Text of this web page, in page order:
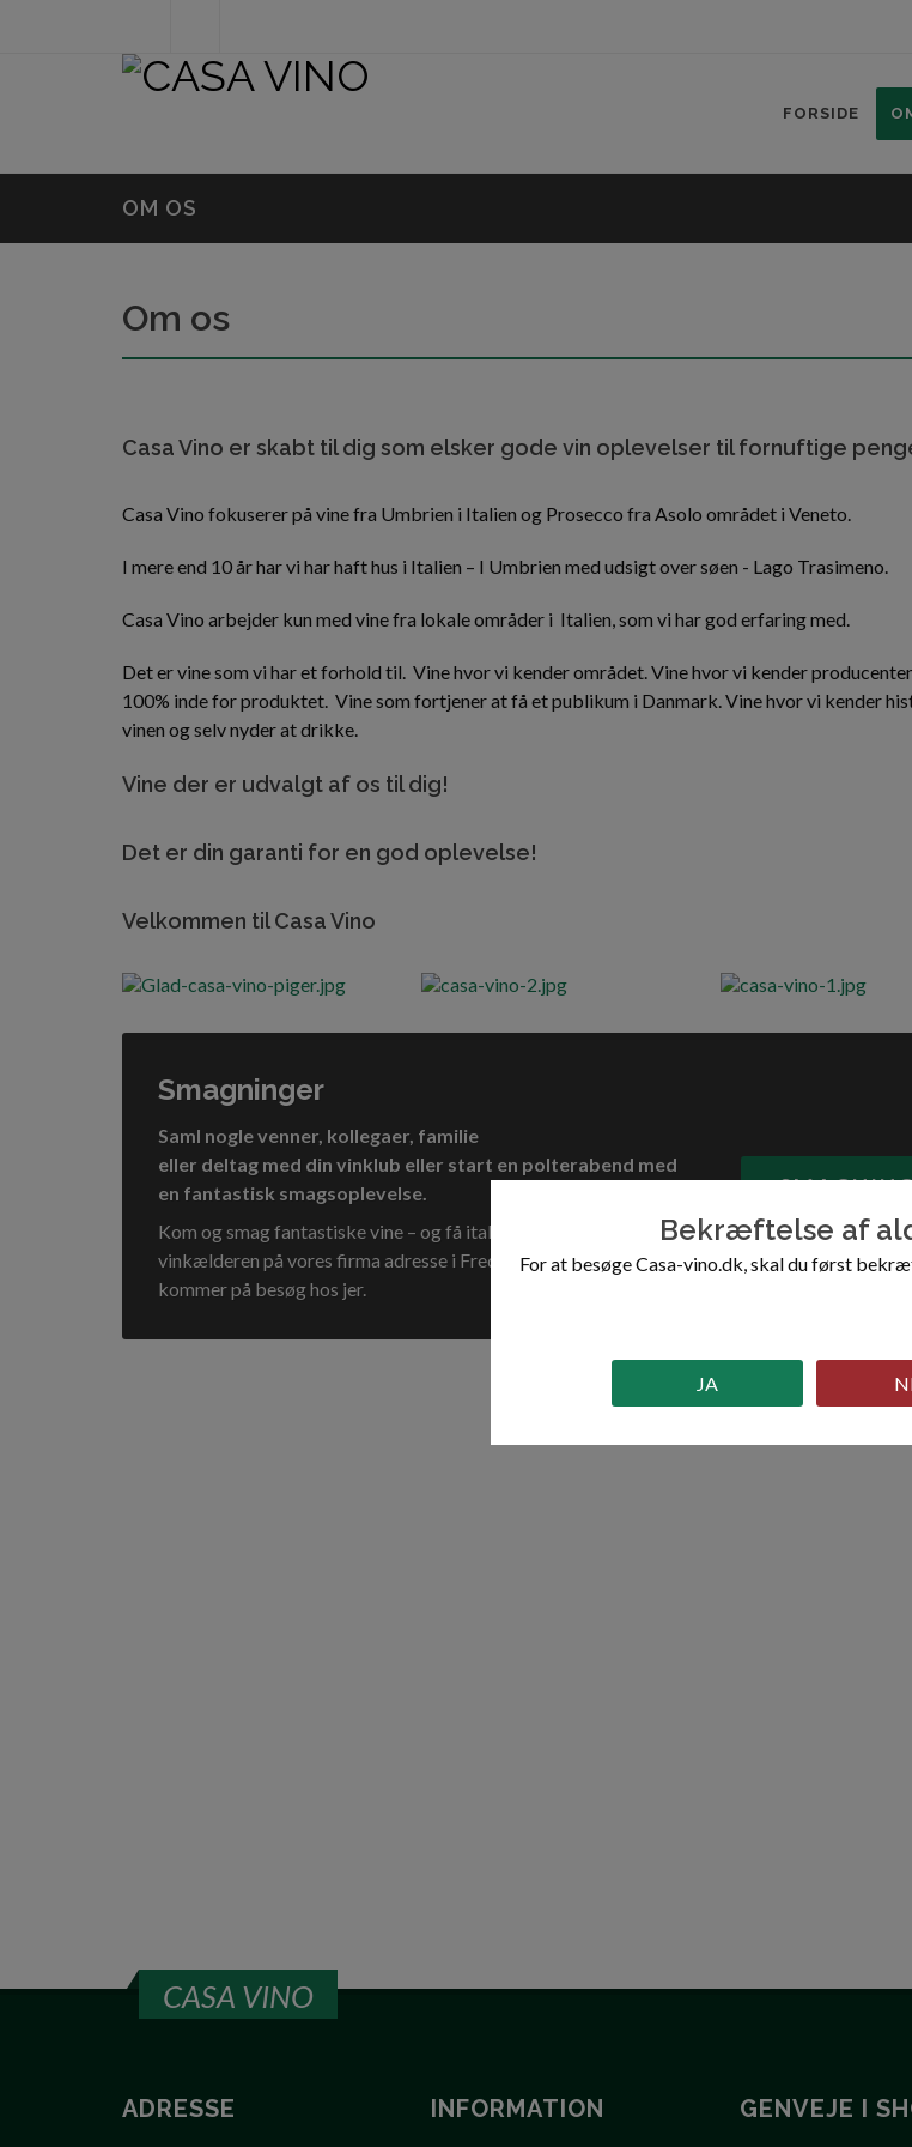
Instagraminfo@casa-
+45
FORSIDE
OM OS
Om os
Casa Vino er skabt til dig som elsker gode vin oplevelser til fornuftige
Casa Vino fokuserer på vine fra Umbrien i Italien og Prosecco fra Asolo området i Veneto.
I mere end 10 år har vi har haft hus i Italien – I Umbrien med udsigt over søen - Lago Trasimeno.
Casa Vino arbejder kun med vine fra lokale områder i Italien, som vi har god erfaring med.
Det er vine som vi har et forhold til. Vine hvor vi kender området. Vine hvor vi kender
100% inde for produktet. Vine som fortjener at få et publikum i Danmark. Vine hvor vi kender
vinen og selv nyder at drikke.
Vine der er udvalgt af os til dig!
Det er din garanti for en god oplevelse!
Velkommen til Casa Vino
Smagninger
Saml nogle venner, kollegaer, familie
eller deltag med din vinklub eller start en polterabend med
en fantastisk smagsoplevelse.
Kom og smag fantastiske vine – og få italienske gourmet specialiteter i
vinkælderen på vores firma adresse i Frederikssund eller lad Casa Vino
kommer på besøg hos jer.
CASA VINO
ADRESSE INFORMATION GENVEJE I
Bekræftelse af
For at besøge Casa-vino.dk, skal du først
JA